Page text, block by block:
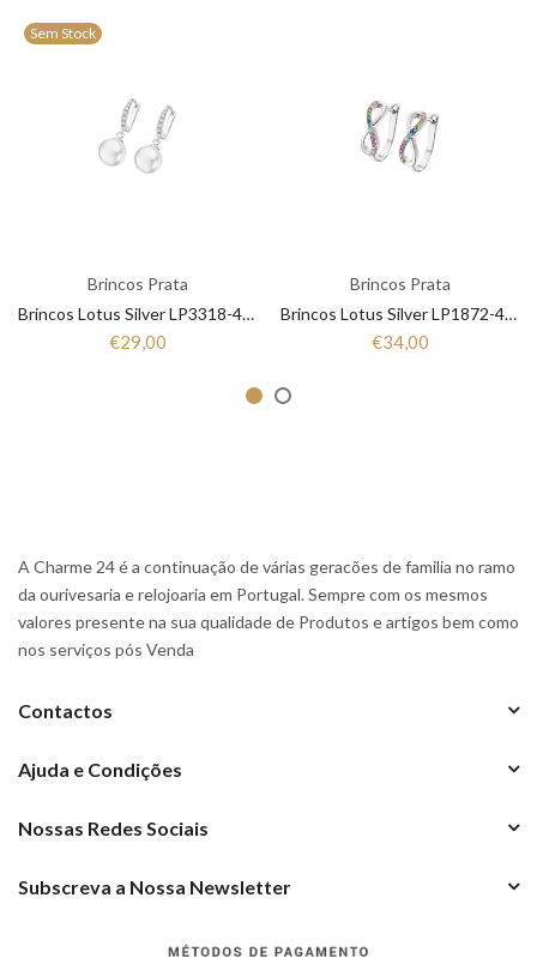
Sem Stock
Brincos Prata
Brincos Lotus Silver LP3318-4/1 Mulher Prata
€29,00
Brincos Prata
Brincos Lotus Silver LP1872-4/2 Mulher Prata
€34,00
A Charme 24 é a continuação de várias geracões de familia no ramo
da ourivesaria e relojoaria em Portugal. Sempre com os mesmos
valores presente na sua qualidade de Produtos e artigos bem como
nos serviços pós Venda
Contactos
Ajuda e Condições
Nossas Redes Sociais
Subscreva a Nossa Newsletter